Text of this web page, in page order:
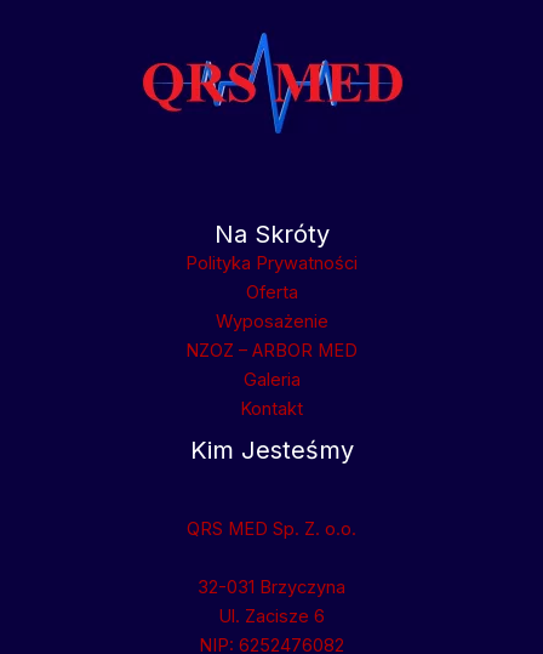
Na Skróty
Polityka Prywatności
Oferta
Wyposażenie
NZOZ – ARBOR MED
Galeria
Kontakt
Kim Jesteśmy
QRS MED Sp. Z. o.o.
32-031 Brzyczyna
Ul. Zacisze 6
NIP: 6252476082